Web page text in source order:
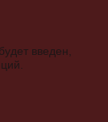
введен,